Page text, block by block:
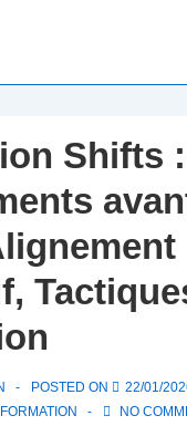
Shifts :
POSTED ON 22/01/
NO